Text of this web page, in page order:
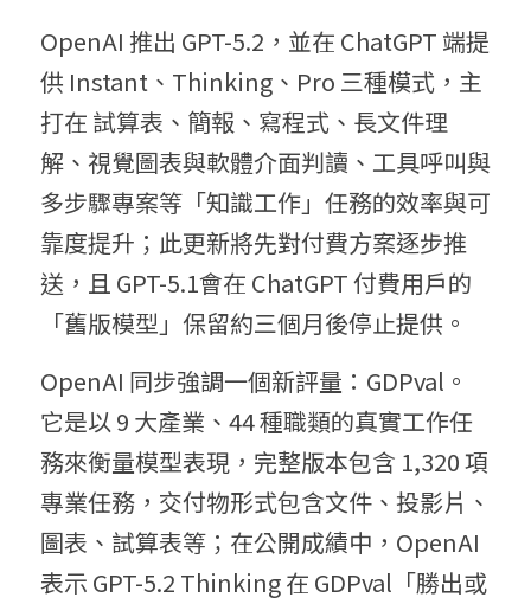
OpenAI 推出 GPT-5.2，並在 ChatGPT 端提
供 Instant、Thinking、Pro 三種模式，主
打在 試算表、簡報、寫程式、長文件理
解、視覺圖表與軟體介面判讀、工具呼叫與
多步驟專案等「知識工作」任務的效率與可
靠度提升；此更新將先對付費方案逐步推
送，且 GPT-5.1會在 ChatGPT 付費用戶的
「舊版模型」保留約三個月後停止提供。
OpenAI 同步強調一個新評量：GDPval。
它是以 9 大產業、44 種職類的真實工作任
務來衡量模型表現，完整版本包含 1,320 項
專業任務，交付物形式包含文件、投影片、
圖表、試算表等；在公開成績中，OpenAI
表示 GPT-5.2 Thinking 在 GDPval「勝出或